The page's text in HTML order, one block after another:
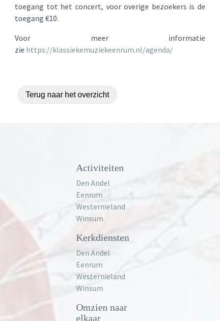
toegang tot het concert, voor overige bezoekers is de
toegang €10.
Voor meer informatie
zie https://klassiekemuziekeenrum.nl/agenda/
Terug naar het overzicht
Activiteiten
Den Andel
Eenrum
Westernieland
Winsum
Kerkdiensten
Den Andel
Eenrum
Westernieland
Winsum
Omzien naar
elkaar